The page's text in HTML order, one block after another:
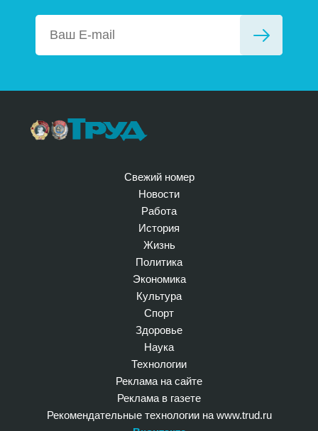
Свежий номер
Новости
Работа
История
Жизнь
Политика
Экономика
Культура
Спорт
Здоровье
Наука
Технологии
Реклама на сайте
Реклама в газете
Рекомендательные технологии на www.trud.ru